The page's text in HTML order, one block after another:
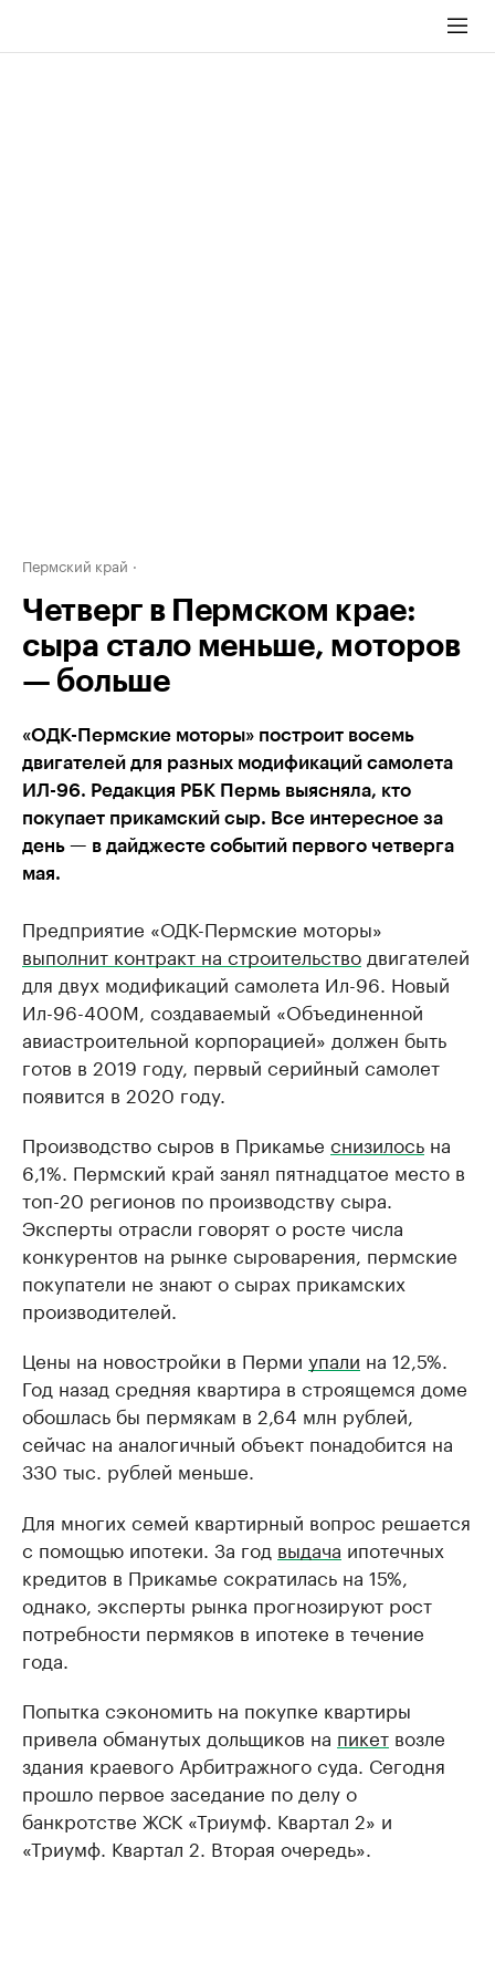
Пермский край
Четверг в Пермском крае:
сыра стало меньше, моторов
— больше
«ОДК-Пермские моторы» построит восемь
двигателей для разных модификаций самолета
ИЛ-96. Редакция РБК Пермь выясняла, кто
покупает прикамский сыр. Все интересное за
день — в дайджесте событий первого четверга
мая.
Предприятие «ОДК-Пермские моторы»
выполнит контракт на строительство двигателей
для двух модификаций самолета Ил-96. Новый
Ил-96-400М, создаваемый «Объединенной
авиастроительной корпорацией» должен быть
готов в 2019 году, первый серийный самолет
появится в 2020 году.
Производство сыров в Прикамье снизилось на
6,1%. Пермский край занял пятнадцатое место в
топ-20 регионов по производству сыра.
Эксперты отрасли говорят о росте числа
конкурентов на рынке сыроварения, пермские
покупатели не знают о сырах прикамских
производителей.
Цены на новостройки в Перми упали на 12,5%.
Год назад средняя квартира в строящемся доме
обошлась бы пермякам в 2,64 млн рублей,
сейчас на аналогичный объект понадобится на
330 тыс. рублей меньше.
Для многих семей квартирный вопрос решается
с помощью ипотеки. За год выдача ипотечных
кредитов в Прикамье сократилась на 15%,
однако, эксперты рынка прогнозируют рост
потребности пермяков в ипотеке в течение
года.
Попытка сэкономить на покупке квартиры
привела обманутых дольщиков на пикет возле
здания краевого Арбитражного суда. Сегодня
прошло первое заседание по делу о
банкротстве ЖСК «Триумф. Квартал 2» и
«Триумф. Квартал 2. Вторая очередь».